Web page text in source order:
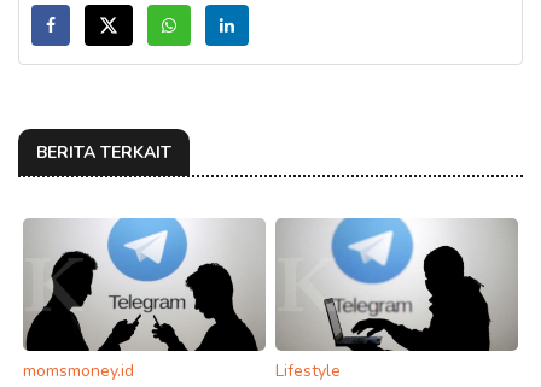
BERITA TERKAIT
momsmoney.id Lifestyle